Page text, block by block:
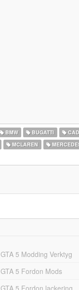
BMW BUGATTI
MCLAREN
GTA 5 Modding Verktyg
GTA 5 Fordon Mods
GTA 5 Fordon lackering